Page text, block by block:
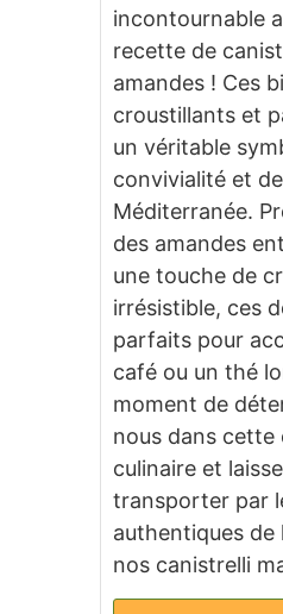
incontournable
recette de
amandes ! Ces
croustillants et
un véritable
convivialité et
Méditerranée.
des amandes
une touche de
irrésistible, ces
parfaits pour
café ou un thé
moment de
nous dans cette
culinaire et
transporter par
authentiques de
nos canistrelli